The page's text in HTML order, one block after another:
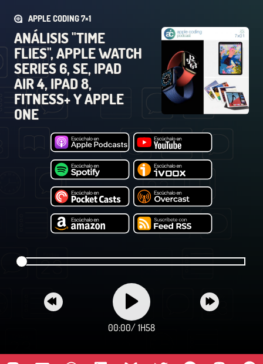
APPLE CODING 7×1
ANÁLISIS "TIME
FLIES", APPLE WATCH
SERIES 6, SE, IPAD
AIR 4, IPAD 8,
FITNESS+ Y APPLE
ONE
00:00/ 1H58